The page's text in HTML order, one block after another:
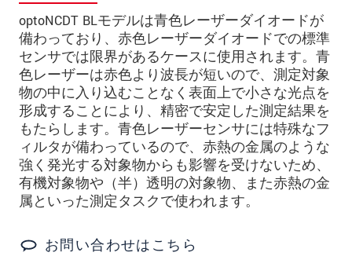
optoNCDT BLモデルは青色レーザーダイオードが
備わっており、赤色レーザーダイオードでの標準
センサでは限界があるケースに使用されます。青
色レーザーは赤色より波長が短いので、測定対象
物の中に入り込むことなく表面上で小さな光点を
形成することにより、精密で安定した測定結果を
もたらします。青色レーザーセンサには特殊なフ
ィルタが備わっているので、赤熱の金属のような
強く発光する対象物からも影響を受けないため、
有機対象物や（半）透明の対象物、また赤熱の金
属といった測定タスクで使われます。
お問い合わせはこちら
メールアドレ
ス*
メッセージ*
ご連絡願います
印刷された製品カタログを送ってくだ
さい
直接訪問してほしい
* 必須フィールド。